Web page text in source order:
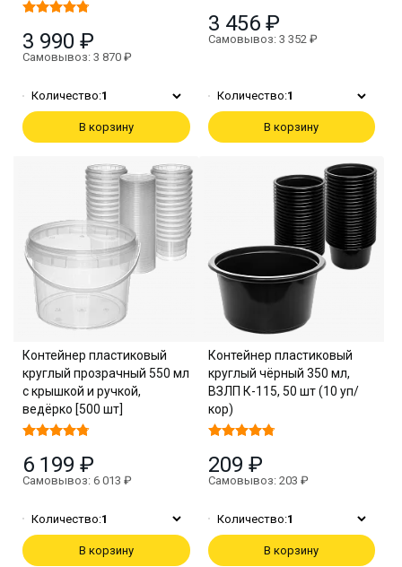
3 990 ₽
Самовывоз: 3 870 ₽
Количество:1
В корзину
3 456 ₽
Самовывоз: 3 352 ₽
Количество:1
В корзину
Контейнер пластиковый
круглый прозрачный 550 мл
с крышкой и ручкой,
ведёрко [500 шт]
6 199 ₽
Самовывоз: 6 013 ₽
Количество:1
В корзину
Контейнер пластиковый
круглый чёрный 350 мл,
ВЗЛП К-115, 50 шт (10 уп/
кор)
209 ₽
Самовывоз: 203 ₽
Количество:1
В корзину